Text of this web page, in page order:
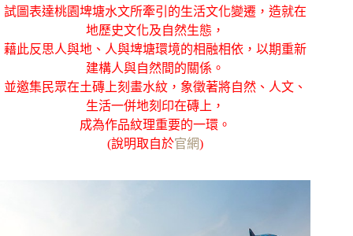
試圖表達桃園埤塘水文所牽引的生活文化變遷，造就在
地歷史文化及自然生態，
藉此反思人與地、人與埤塘環境的相融相依，以期重新
建構人與自然間的關係。
並邀集民眾在土磚上刻畫水紋，象徵著將自然、人文、
生活一併地刻印在磚上，
成為作品紋理重要的一環。
(說明取自於官網)